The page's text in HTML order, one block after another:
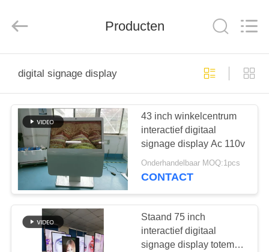
PRODUCTEN
ONGEVEER
ONS
FABRIEKSREIS
KWALITEITSCONTROLE
Display
Technology
Producten
digital signage display
43 inch winkelcentrum
interactief digitaal
signage display Ac 110v
Onderhandelbaar MOQ:1pcs
CONTACT
Staand 75 inch
interactief digitaal
signage display totem